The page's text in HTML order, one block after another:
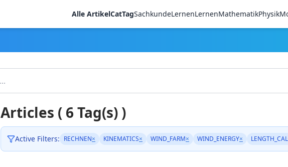
Alle ArtikelCatTagSachkundeLernenLernenMathematikPhysik
Articles ( 6 Tag(s) )
Active Filters: RECHNEN× KINEMATICS× WIND_FARM× WIND_ENERGY×